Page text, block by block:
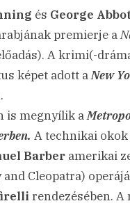
és George
premierje a
A krimi(-
képet adott aNew
is megnyílik a
A technikai
Barber amerikai
Cleopatra)
rendezésében.